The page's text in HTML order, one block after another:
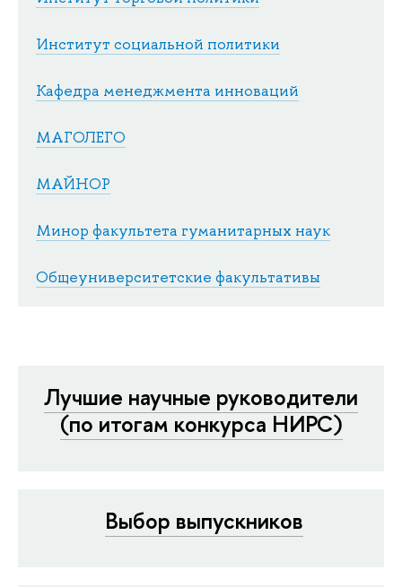
Институт социальной политики
Кафедра менеджмента инноваций
МАГОЛЕГО
МАЙНОР
Минор факультета гуманитарных наук
Общеуниверситетские факультативы
Лучшие научные руководители
(по итогам конкурса НИРС)
Выбор выпускников